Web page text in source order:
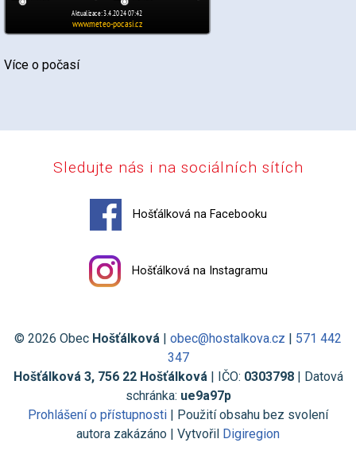
Více o počasí
Sledujte nás i na sociálních sítích
Hošťálková na Facebooku
Hošťálková na Instagramu
© 2026 Obec Hošťálková | obec@hostalkova.cz | 571 442
347
Hošťálková 3, 756 22 Hošťálková| IČO: 0303798| Datová
schránka: ue9a97p
Prohlášení o přístupnosti | Použití obsahu bez svolení
autora zakázáno | Vytvořil Digiregion